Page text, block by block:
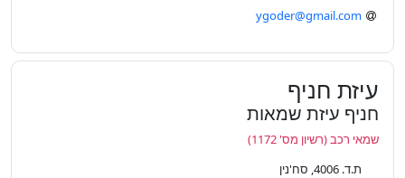
ygoder@gmail.com
עיזת חניף
חניף עיזת שמאות
שמאי רכב (רשיון מס' 1172)
ת.ד. 4006, סח'נין